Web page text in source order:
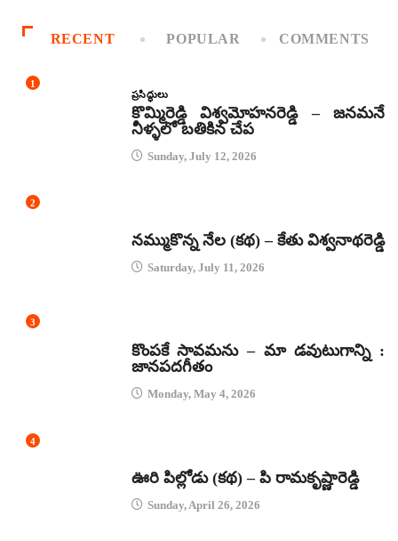
RECENT POPULAR COMMENTS
1
ప్రసిద్ధులు
కొమ్మిరెడ్డి విశ్వమోహనరెడ్డి – జనమనే
నీళ్ళలో బతికిన చేప
Sunday, July 12, 2026
2
నమ్ముకొన్న నేల (కథ) – కేతు విశ్వనాథరెడ్డి
Saturday, July 11, 2026
3
కొంపకే సావమను – మా డవుటుగాన్ని :
జానపదగీతం
Monday, May 4, 2026
4
ఊరి పిల్లోడు (కథ) – పి రామకృష్ణారెడ్డి
Sunday, April 26, 2026